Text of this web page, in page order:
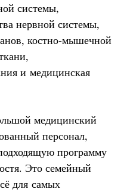
системы,
нервной системы,
костно-мышечной
и медицинская
медицинский
персонал,
программу
Это семейный
для самых